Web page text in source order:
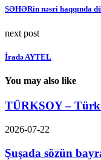
SƏHƏRin nəsri haqqında
next post
İradə AYTEL
You may also like
TÜRKSOY –
2026-07-22
Şuşada sözün